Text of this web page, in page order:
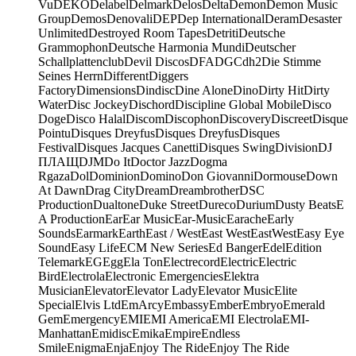
VuDEKODelabelDelmarkDelosDeltaDemonDemon Music
GroupDemosDenovaliDEPDep InternationalDeramDesaster
UnlimitedDestroyed Room TapesDetritiDeutsche
GrammophonDeutsche Harmonia MundiDeutscher
SchallplattenclubDevil DiscosDFADGCdh2Die Stimme
Seines HerrnDifferentDiggers
FactoryDimensionsDindiscDine AloneDinoDirty HitDirty
WaterDisc JockeyDischordDiscipline Global MobileDisco
DogeDisco HalalDiscomDiscophonDiscoveryDiscreetDisque
PointuDisques DreyfusDisques DreyfusDisques
FestivalDisques Jacques CanettiDisques SwingDivisionDJ
ПЛАЩDJMDo ItDoctor JazzDogma
RgazaDolDominionDominoDon GiovanniDormouseDown
At DawnDrag CityDreamDreambrotherDSC
ProductionDualtoneDuke StreetDurecoDuriumDusty BeatsE
A ProductionEarEar MusicEar-MusicEaracheEarly
SoundsEarmarkEarthEast / WestEast WestEastWestEasy Eye
SoundEasy LifeECM New SeriesEd BangerEdelEdition
TelemarkEGEggEla TonElectrecordElectricElectric
BirdElectrolaElectronic EmergenciesElektra
MusicianElevatorElevator LadyElevator MusicElite
SpecialElvis LtdEmArcyEmbassyEmberEmbryoEmerald
GemEmergencyEMIEMI AmericaEMI ElectrolaEMI-
ManhattanEmidiscEmikaEmpireEndless
SmileEnigmaEnjaEnjoy The RideEnjoy The Ride